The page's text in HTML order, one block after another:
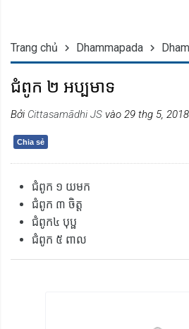
Trang chủ Dhammapada
ជំពូក ២ អប្បមាទ
Bởi Cittasamādhi JS vào 29 thg 5, 2018
Chia sẻ
ជំពូក ១ យមក
ជំពូក ៣ ចិត្ត
ជំពូក៤ បុប្ផ
ជំពូក ៥ ពាល